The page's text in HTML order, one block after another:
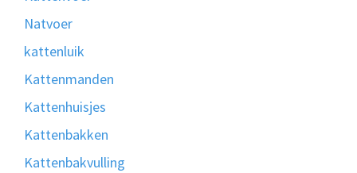
Natvoer
kattenluik
Kattenmanden
Kattenhuisjes
Kattenbakken
Kattenbakvulling